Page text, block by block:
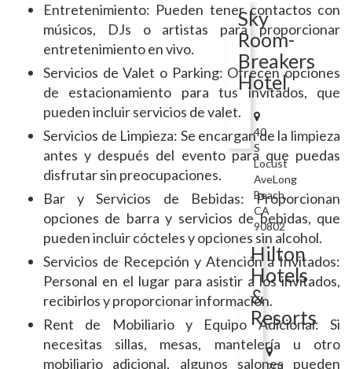
Sky
Room-
Breakers
Hotel
40
S
Locust
AveLong
Beach,
CA
90802
Hilton
Hotels
&
Resorts
Entretenimiento: Pueden tener contactos con
músicos, DJs o artistas para proporcionar
entretenimiento en vivo.
Servicios de Valet o Parking: Ofrecen opciones
de estacionamiento para tus invitados, que
pueden incluir servicios de valet.
Servicios de Limpieza: Se encargan de la limpieza
antes y después del evento para que puedas
disfrutar sin preocupaciones.
Bar y Servicios de Bebidas: Proporcionan
opciones de barra y servicios de bebidas, que
pueden incluir cócteles y opciones sin alcohol.
Servicios de Recepción y Atención a Invitados:
Personal en el lugar para asistir a los invitados,
recibirlos y proporcionar información.
Rent de Mobiliario y Equipo Adicional: Si
necesitas sillas, mesas, mantelería u otro
mobiliario adicional, algunos salones pueden